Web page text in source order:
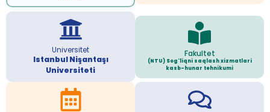
Universitet
Istanbul Nişantaşı
Universiteti
Fakultet
(NTU) Sog'liqni saqlash xizmatlari
kasb-hunar tehnikumi